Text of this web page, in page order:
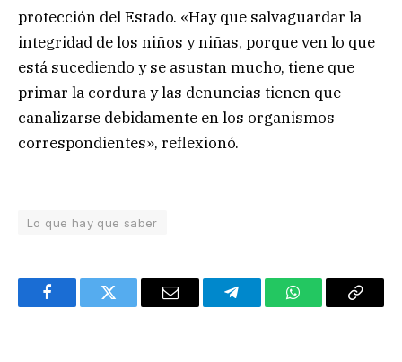
protección del Estado. «Hay que salvaguardar la
integridad de los niños y niñas, porque ven lo que
está sucediendo y se asustan mucho, tiene que
primar la cordura y las denuncias tienen que
canalizarse debidamente en los organismos
correspondientes», reflexionó.
Lo que hay que saber
FacebookTwitter Email TelegramWhatsAppCopy